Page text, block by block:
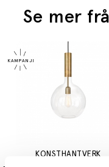
Se mer
KONSTHANTVERK